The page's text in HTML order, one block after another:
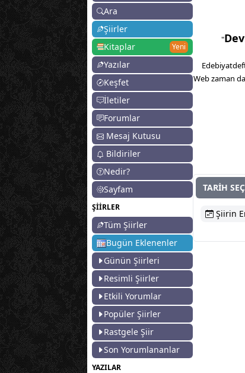
Ara
Şiirler
Kitaplar
Yeni
Yazılar
Keşfet
İletiler
Forumlar
Mesaj Kutusu
Bildiriler
Nedir?
Sayfam
ŞİİRLER
Tüm Şiirler
Bugün Eklenenler
Günün Şiirleri
Resimli Şiirler
Etkili Yorumlar
Popüler Şiirler
Rastgele Şiir
Son Yorumlananlar
YAZILAR
"
Web zaman
TARİH
Şiirin